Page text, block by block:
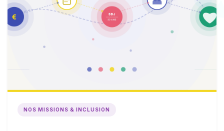
NOS MISSIONS & INCLUSION